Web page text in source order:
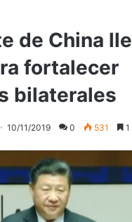
de China
fortalecer
bilaterales
10/11/2019 0 531